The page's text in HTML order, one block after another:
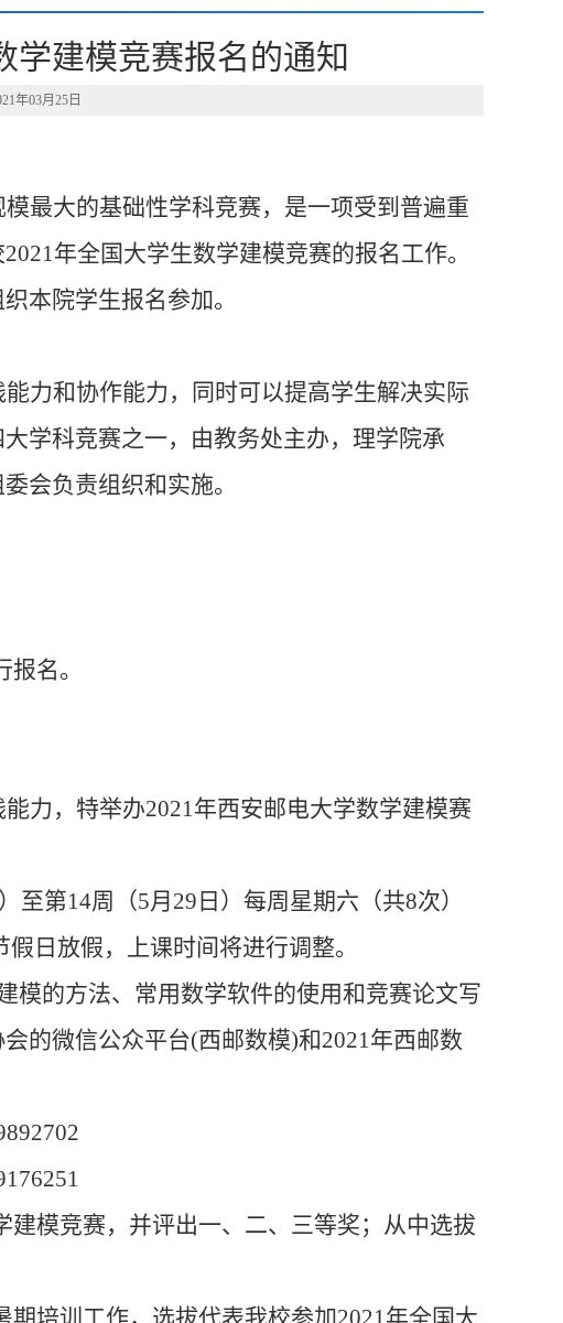
学建模竞赛报名的通知
年03月25日
最大的基础性学科竞赛，是一项受到普遍重
年全国大学生数学建模竞赛的报名工作。
本院学生报名参加。
力和协作能力，同时可以提高学生解决实际
学科竞赛之一，由教务处主办，理学院承
会负责组织和实施。
名。
力，特举办2021年西安邮电大学数学建模赛
至第14周（5月29日）每周星期六（共8次）
日放假，上课时间将进行调整。
模的方法、常用数学软件的使用和竞赛论文写
的微信公众平台(西邮数模)和2021年西邮数
模竞赛，并评出一、二、三等奖；从中选拔
培训工作，选拔代表我校参加2021年全国大